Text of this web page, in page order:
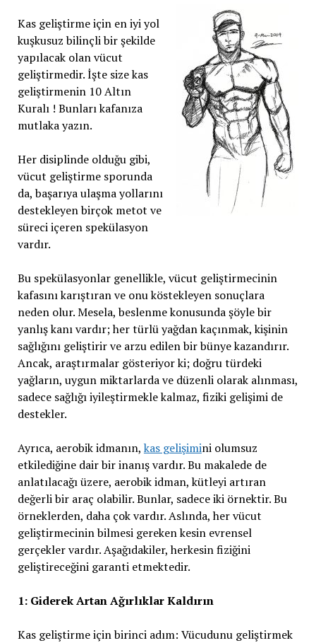
Kas geliştirme için en iyi yol
kuşkusuz bilinçli bir şekilde
yapılacak olan vücut
geliştirmedir. İşte size kas
geliştirmenin 10 Altın
Kuralı ! Bunları kafanıza
mutlaka yazın.
Her disiplinde olduğu gibi,
vücut geliştirme sporunda
da, başarıya ulaşma yollarını
destekleyen birçok metot ve
süreci içeren spekülasyon
vardır.
Bu spekülasyonlar genellikle, vücut geliştirmecinin
kafasını karıştıran ve onu köstekleyen sonuçlara
neden olur. Mesela, beslenme konusunda şöyle bir
yanlış kanı vardır; her türlü yağdan kaçınmak, kişinin
sağlığını geliştirir ve arzu edilen bir bünye kazandırır.
Ancak, araştırmalar gösteriyor ki; doğru türdeki
yağların, uygun miktarlarda ve düzenli olarak alınması,
sadece sağlığı iyileştirmekle kalmaz, fiziki gelişimi de
destekler.
Ayrıca, aerobik idmanın, kas gelişimini olumsuz
etkilediğine dair bir inanış vardır. Bu makalede de
anlatılacağı üzere, aerobik idman, kütleyi artıran
değerli bir araç olabilir. Bunlar, sadece iki örnektir. Bu
örneklerden, daha çok vardır. Aslında, her vücut
geliştirmecinin bilmesi gereken kesin evrensel
gerçekler vardır. Aşağıdakiler, herkesin fiziğini
geliştireceğini garanti etmektedir.
1: Giderek Artan Ağırlıklar Kaldırın
Kas geliştirme için birinci adım: Vücudunu geliştirmek